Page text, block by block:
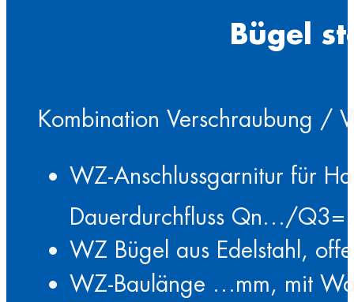
Bügel
Kombination Verschraubung /
WZ-Anschlussgarnitur für
Dauerdurchfluss Qn…/
WZ Bügel aus Edelstahl,
WZ-Baulänge …mm, mit